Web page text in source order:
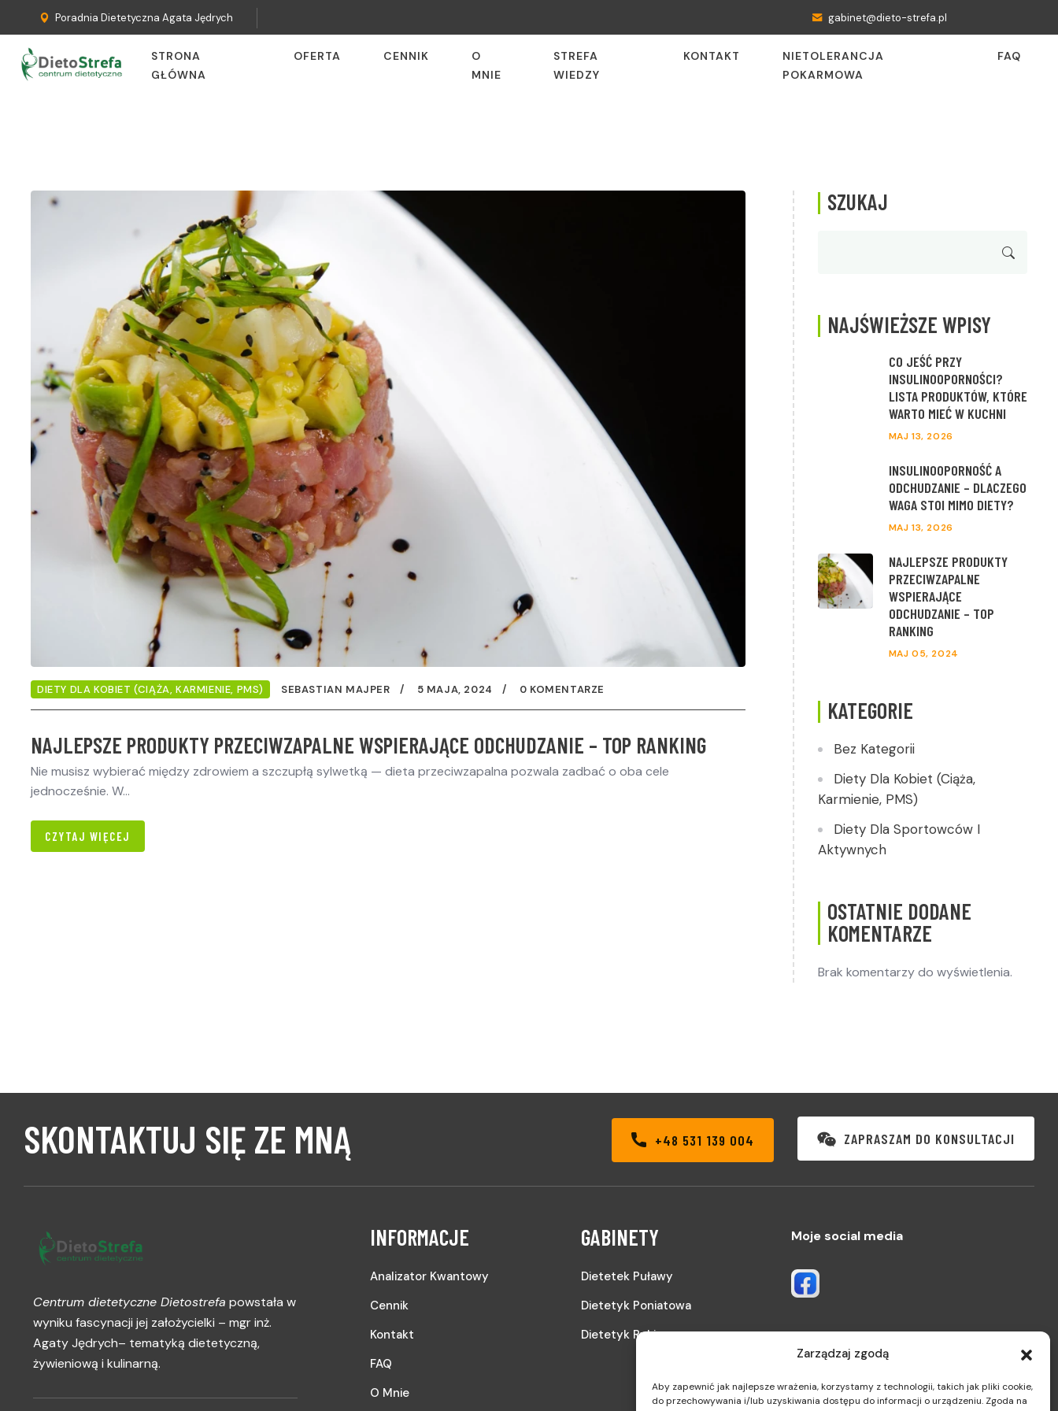
Zarządzaj zgodą
Aby zapewnić jak najlepsze wrażenia, korzystamy z technologii, takich jak pliki cookie,
do przechowywania i/lub uzyskiwania dostępu do informacji o urządzeniu. Zgoda na
Poradnia Dietetyczna Agata Jędrych gabinet@dieto-strefa.pl
STRONA
GŁÓWNA
OFERTA CENNIK
O
MNIE
STREFA
WIEDZY
KONTAKT
NIETOLERANCJA
POKARMOWA
FAQ
DIETY DLA KOBIET (CIĄŻA, KARMIENIE, PMS) SEBASTIAN MAJPER 5 MAJA, 2024 0 KOMENTARZE
NAJLEPSZE PRODUKTY PRZECIWZAPALNE WSPIERAJĄCE ODCHUDZANIE – TOP RANKING
Nie musisz wybierać między zdrowiem a szczupłą sylwetką — dieta przeciwzapalna pozwala zadbać o oba cele
jednocześnie. W…
CZYTAJ WIĘCEJ
SZUKAJ
NAJŚWIEŻSZE WPISY
CO JEŚĆ PRZY
INSULINOOPORNOŚCI?
LISTA PRODUKTÓW, KTÓRE
WARTO MIEĆ W KUCHNI
MAJ 13, 2026
INSULINOOPORNOŚĆ A
ODCHUDZANIE – DLACZEGO
WAGA STOI MIMO DIETY?
MAJ 13, 2026
NAJLEPSZE PRODUKTY
PRZECIWZAPALNE
WSPIERAJĄCE
ODCHUDZANIE – TOP
RANKING
MAJ 05, 2024
KATEGORIE
Bez Kategorii
Diety Dla Kobiet (ciąża,
Karmienie, PMS)
Diety Dla Sportowców I
Aktywnych
OSTATNIE DODANE
KOMENTARZE
Brak komentarzy do wyświetlenia.
SKONTAKTUJ SIĘ ZE MNĄ +48 531 139 004 ZAPRASZAM DO KONSULTACJI
Centrum dietetyczne Dietostrefa powstała w
wyniku fascynacji jej założycielki – mgr inż.
Agaty Jędrych– tematyką dietetyczną,
żywieniową i kulinarną.
INFORMACJE
Analizator Kwantowy
Cennik
Kontakt
FAQ
O Mnie
GABINETY
Dietetek Puławy
Dietetyk Poniatowa
Dietetyk Ryki
Moje social media